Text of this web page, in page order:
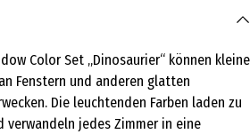
Color Set „Dinosaurier“ können kleine
Fenstern und anderen glatten
Die leuchtenden Farben laden zu
verwandeln jedes Zimmer in eine